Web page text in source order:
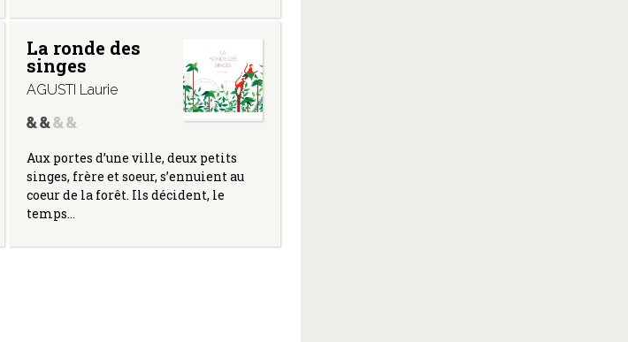
La ronde des
singes
AGUSTI Laurie
Aux portes d’une ville, deux petits
singes, frère et soeur, s’ennuient au
coeur de la forêt. Ils décident, le
temps…